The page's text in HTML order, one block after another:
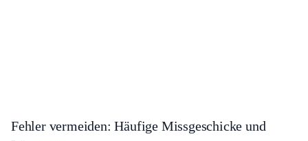
Fehler vermeiden: Häufige Missgeschicke und